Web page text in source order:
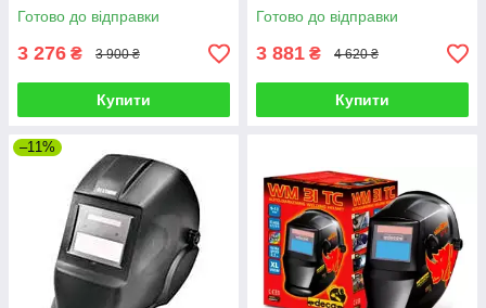
Готово до відправки
3 276 ₴ 3 900 ₴
Купити
Готово до відправки
3 881 ₴ 4 620 ₴
Купити
–11%